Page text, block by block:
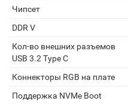
Чипсет
DDR V
Кол-во внешних разъемов
USB 3.2 Type C
Коннекторы RGB на плате
Поддержка NVMe Boot